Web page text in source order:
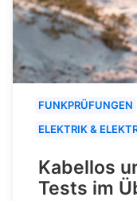
FUNKPRÜFUNGEN
ELEKTRIK &
Kabellos
Tests im